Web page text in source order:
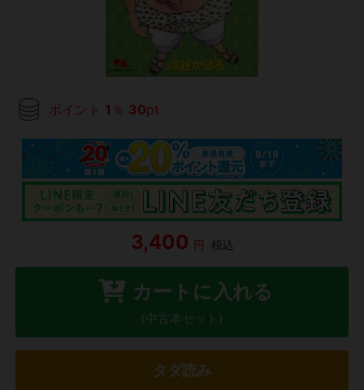
ポイント 1 ％ 30pt
3,400 円 税込
カートに入れる
(中古本セット)
タダ読み